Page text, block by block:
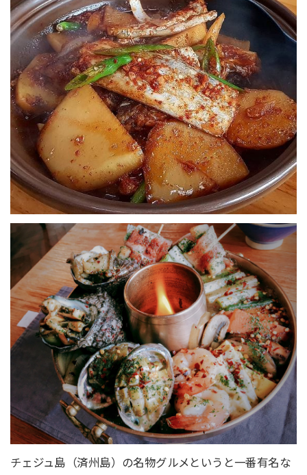
チェジュ島（済州島）の名物グルメというと一番有名な